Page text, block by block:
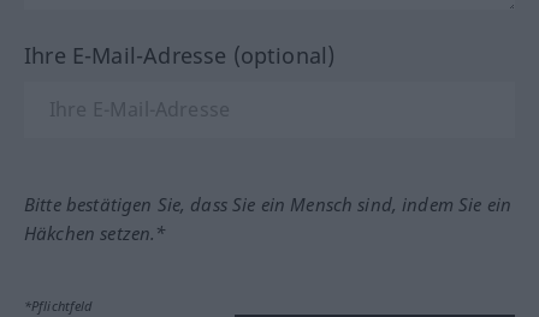
Ihre E-Mail-Adresse (optional)
Bitte bestätigen Sie, dass Sie ein Mensch sind, indem Sie ein
Häkchen setzen.*
*Pflichtfeld